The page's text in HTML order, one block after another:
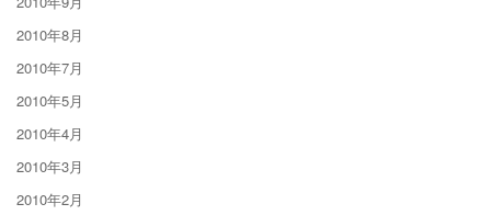
2010年8月
2010年7月
2010年5月
2010年4月
2010年3月
2010年2月